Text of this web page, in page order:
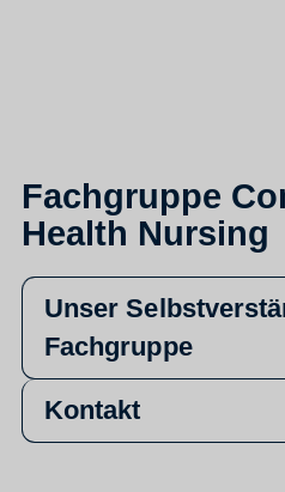
Fachgruppe
Health Nursing
Unser
Fachgruppe
Kontakt